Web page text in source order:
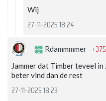
Wij
27-11-2025 18:24
Rdammmmer +375
Jammer dat Timber teveel
beter vind dan de rest
27-11-2025 18:23